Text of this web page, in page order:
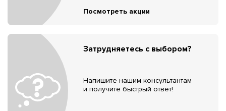
Посмотреть акции
Затрудняетесь с выбором?
Напишите нашим консультантам
и получите быстрый ответ!